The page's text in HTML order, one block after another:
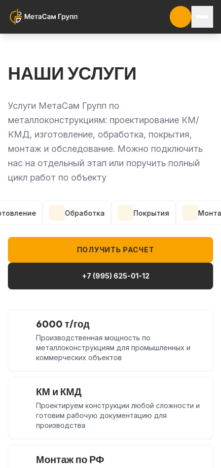
НАШИ УСЛУГИ
Услуги МетаСам Групп по
металлоконструкциям: проектирование КМ/
КМД, изготовление, обработка, покрытия,
монтаж и обследование. Можно подключить
нас на отдельный этап или поручить полный
цикл работ по объекту
Обработка Покрытия Монтаж
ПОЛУЧИТЬ РАСЧЕТ
+7 (995) 625-01-12
6000 т/год
Производственная мощность по
металлоконструкциям для промышленных и
коммерческих объектов
КМ и КМД
Проектируем конструкции любой сложности и
готовим рабочую документацию для
производства
Монтаж по РФ